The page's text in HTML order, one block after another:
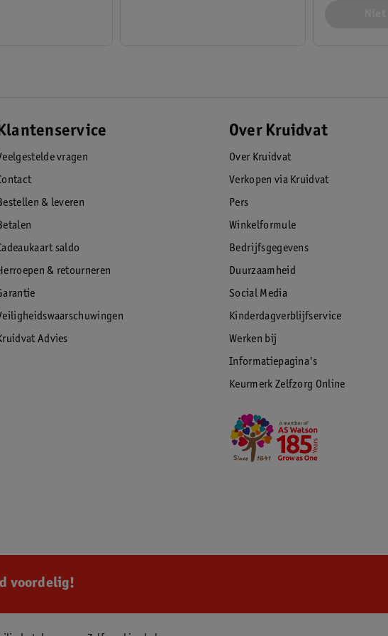
vragen
& leveren
saldo
& retourneren
Advies
Over Kruidvat
Over Kruidvat
Verkopen via Kruidvat
Pers
Winkelformule
Bedrijfsgegevens
Duurzaamheid
Social Media
Kinderdagverblijfservice
Werken bij
Informatiepagina's
Keurmerk Zelfzorg Online
voordelig!